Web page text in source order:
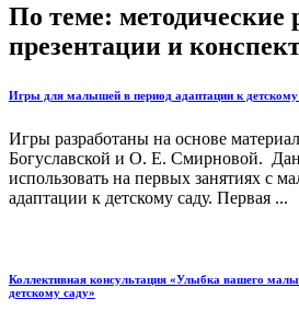
По теме: методические
презентации и
Игры для малышей в период адаптации к детскому
Игры разработаны на основе
Богуславской и О. Е. Смирновой.
использовать на первых занятиях с
адаптации к детскому саду. Первая ...
Коллективная консультация «Улыбка вашего
детскому саду»